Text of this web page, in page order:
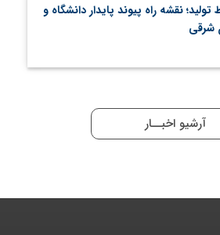
نقشه راه پیوند پایدار دانشگاه و
شرقی
آرشیو اخبــار